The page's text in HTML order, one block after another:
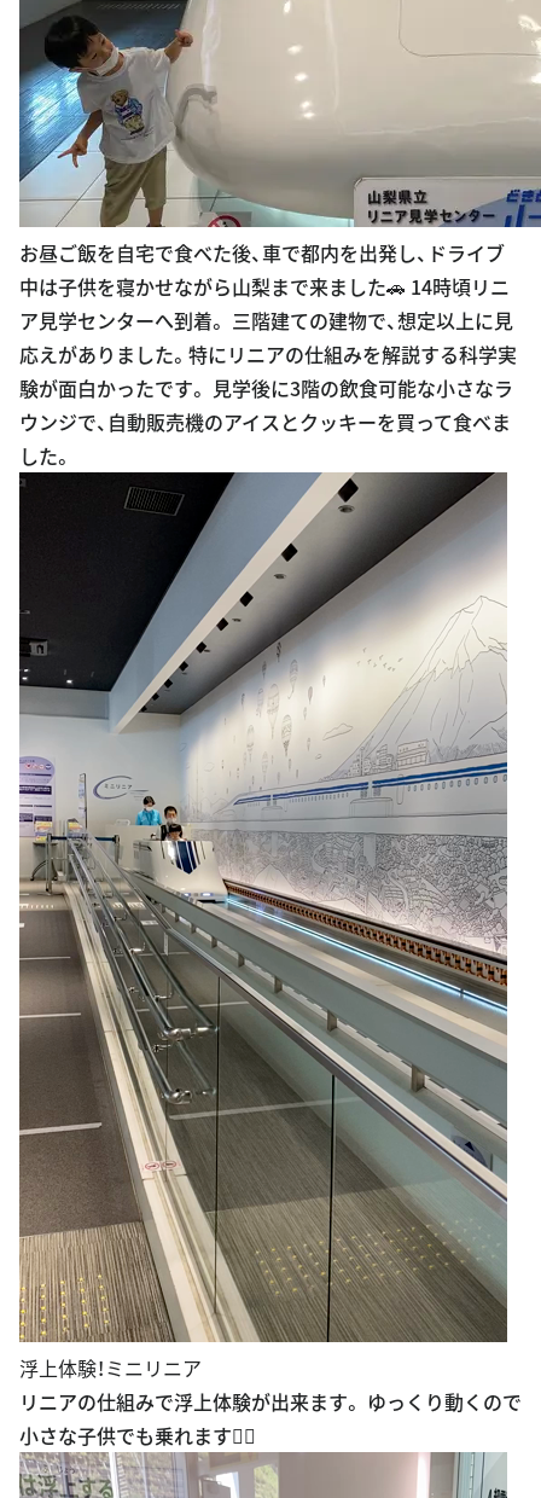
お昼ご飯を自宅で食べた後、車で都内を出発し、ドライブ
中は子供を寝かせながら山梨まで来ました🚗 14時頃リニ
ア見学センターへ到着。 三階建ての建物で、想定以上に見
応えがありました。特にリニアの仕組みを解説する科学実
験が面白かったです。 見学後に3階の飲食可能な小さなラ
ウンジで、自動販売機のアイスとクッキーを買って食べま
した。
浮上体験！ミニリニア
リニアの仕組みで浮上体験が出来ます。 ゆっくり動くので
小さな子供でも乗れます🙆‍♀️